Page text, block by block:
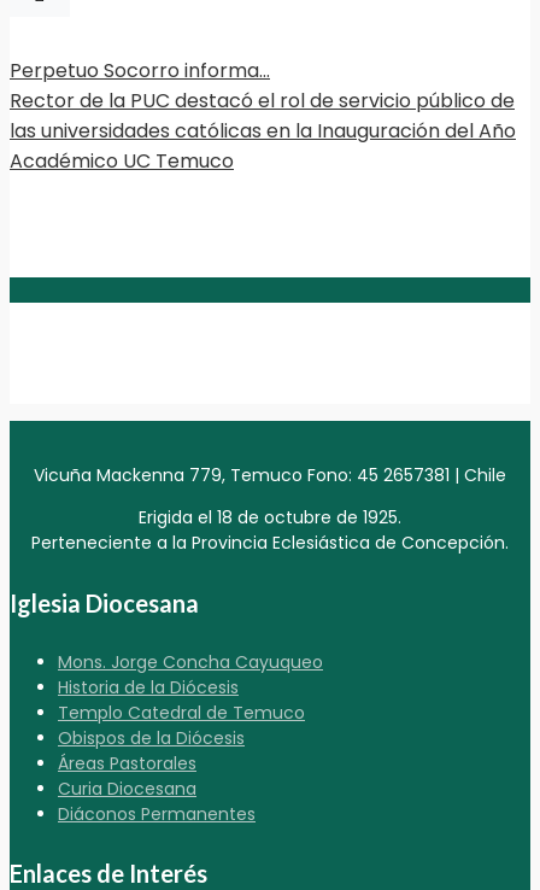
Perpetuo Socorro informa…
Rector de la PUC destacó el rol de servicio público de
las universidades católicas en la Inauguración del Año
Académico UC Temuco
Vicuña Mackenna 779, Temuco Fono: 45 2657381 | Chile
Erigida el 18 de octubre de 1925.
Perteneciente a la Provincia Eclesiástica de Concepción.
Iglesia Diocesana
Mons. Jorge Concha Cayuqueo
Historia de la Diócesis
Templo Catedral de Temuco
Obispos de la Diócesis
Áreas Pastorales
Curia Diocesana
Diáconos Permanentes
Enlaces de Interés